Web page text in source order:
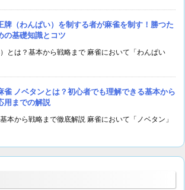
牌（わんぱい）を制する者が麻雀を制す！勝つた
の基礎知識とコツ
とは？基本から戦略まで 麻雀において「わんぱい
雀 ノベタンとは？初心者でも理解できる基本から
用までの解説
本から戦略まで徹底解説 麻雀において「ノベタン」